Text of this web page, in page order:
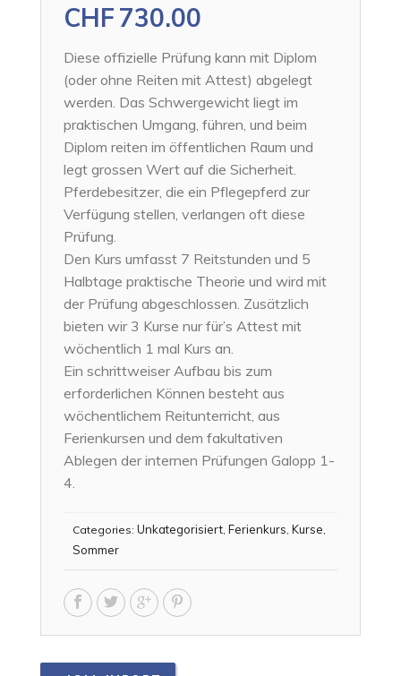
CHF 730.00
Diese offizielle Prüfung kann mit Diplom
(oder ohne Reiten mit Attest) abgelegt
werden. Das Schwergewicht liegt im
praktischen Umgang, führen, und beim
Diplom reiten im öffentlichen Raum und
legt grossen Wert auf die Sicherheit.
Pferdebesitzer, die ein Pflegepferd zur
Verfügung stellen, verlangen oft diese
Prüfung.
Den Kurs umfasst 7 Reitstunden und 5
Halbtage praktische Theorie und wird mit
der Prüfung abgeschlossen. Zusätzlich
bieten wir 3 Kurse nur für’s Attest mit
wöchentlich 1 mal Kurs an.
Ein schrittweiser Aufbau bis zum
erforderlichen Können besteht aus
wöchentlichem Reitunterricht, aus
Ferienkursen und dem fakultativen
Ablegen der internen Prüfungen Galopp 1-
4.
Categories: Unkategorisiert Ferienkurs Kurse
Sommer